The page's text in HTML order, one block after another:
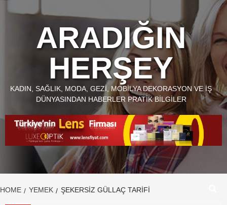
ARADIĞIN
HERŞEY
KADIN, SAĞLIK, MODA, GEZI, MOBILYA DEKORASYON VE İŞ
DÜNYASINDAN HABERLER PRATIK BILGILER
HOME YEMEK ŞEKERSIZ GÜLLAÇ TARIFI